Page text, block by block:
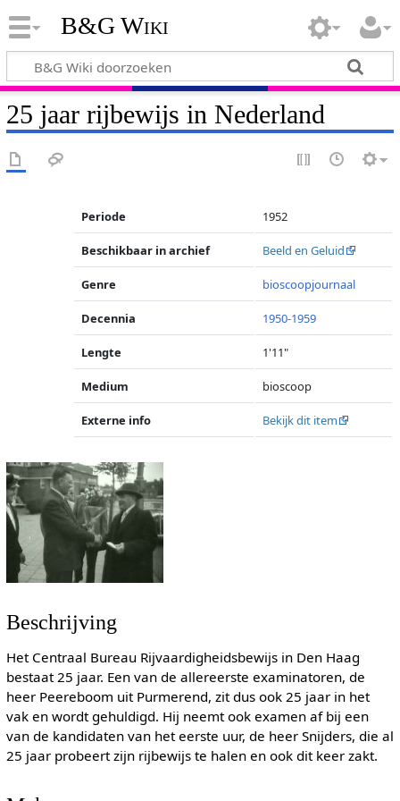
B&G Wiki
25 jaar rijbewijs in Nederland
Periode 1952
Beschikbaar in archief Beeld en Geluid
Genre bioscoopjournaal
Decennia 1950-1959
Lengte 1'11"
Medium bioscoop
Externe info Bekijk dit item
Beschrijving
Het Centraal Bureau Rijvaardigheidsbewijs in Den Haag
bestaat 25 jaar. Een van de allereerste examinatoren, de
heer Peereboom uit Purmerend, zit dus ook 25 jaar in het
vak en wordt gehuldigd. Hij neemt ook examen af bij een
van de kandidaten van het eerste uur, de heer Snijders, die al
25 jaar probeert zijn rijbewijs te halen en ook dit keer zakt.